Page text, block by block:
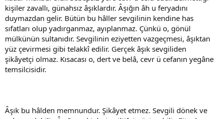
kişiler zavallı, günahsız âşıklardır. Âşığın âh u feryadını
duymazdan gelir. Bütün bu hâller sevgilinin kendine has
sıfatları olup yadırganmaz, ayıplanmaz. Çünkü o, gönül
mülkünün sultanıdır. Sevgilinin eziyetten vazgeçmesi, âşıktan
yüz çevirmesi gibi telakkî edilir. Gerçek âşık sevgiliden
şikâyetçi olmaz. Kısacası o, dert ve belâ, cevr ü cefanın yegâne
temsilcisidir.
Âşık bu hâlden memnundur. Şikâyet etmez. Sevgili dönek ve